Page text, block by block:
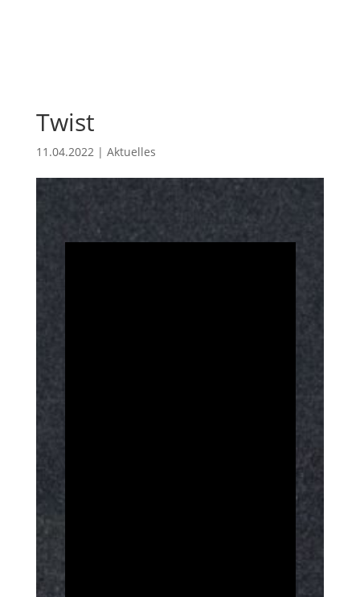
Twist
11.04.2022| Aktuelles